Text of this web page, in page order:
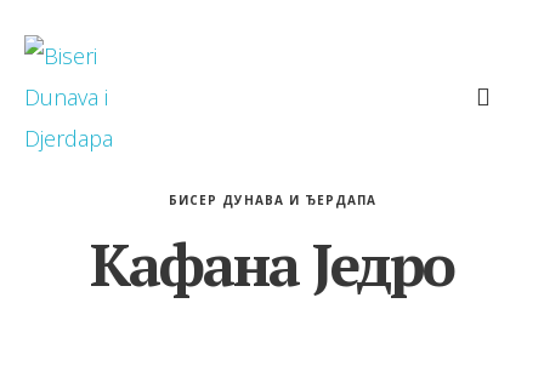
БИСЕР ДУНАВА И ЂЕРДАПА
Кафана Једро